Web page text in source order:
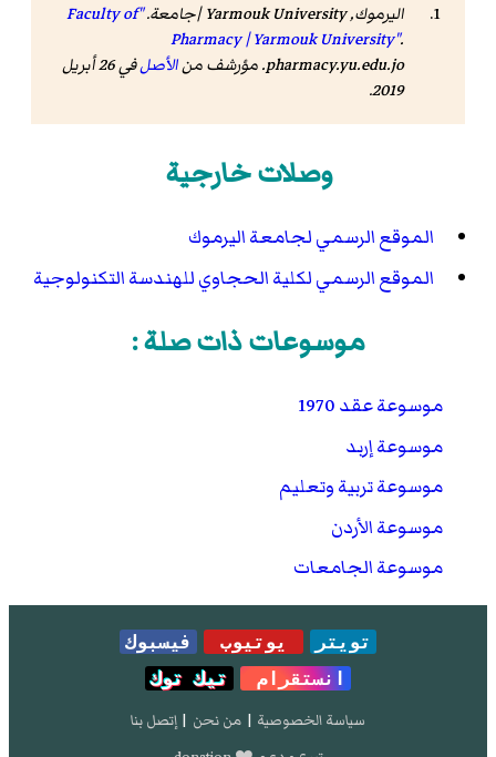
اليرموك, Yarmouk University |جامعة.
"Faculty of
Pharmacy | Yarmouk University".
pharmacy.yu.edu.jo. مؤرشف منالأصل
في 26 أبريل
2019
.
وصلات خارجية
الموقع الرسمي لجامعة اليرموك
الموقع الرسمي لكلية الحجاوي للهندسة التكنولوجية
موسوعات ذات صلة :
موسوعة عقد 1970
موسوعة إربد
موسوعة تربية وتعليم
موسوعة الأردن
موسوعة الجامعات
تويتر يوتيوب
فيسبوك
انستقرام
تيك توك
سياسة الخصوصية | من نحن | إتصل بنا